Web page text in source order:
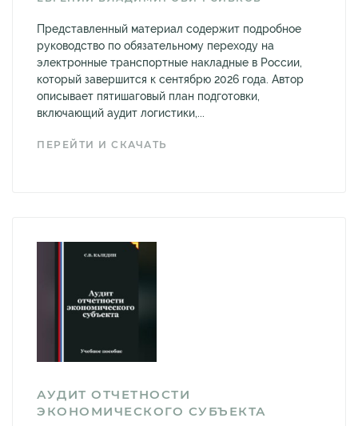
Представленный материал содержит подробное
руководство по обязательному переходу на
электронные транспортные накладные в России,
который завершится к сентябрю 2026 года. Автор
описывает пятишаговый план подготовки,
включающий аудит логистики,...
ПЕРЕЙТИ И СКАЧАТЬ
АУДИТ ОТЧЕТНОСТИ
ЭКОНОМИЧЕСКОГО СУБЪЕКТА